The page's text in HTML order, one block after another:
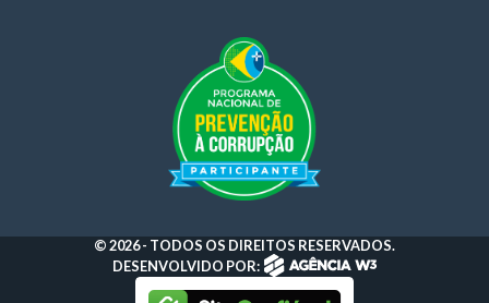
© 2026 - TODOS OS DIREITOS RESERVADOS.
DESENVOLVIDO POR: